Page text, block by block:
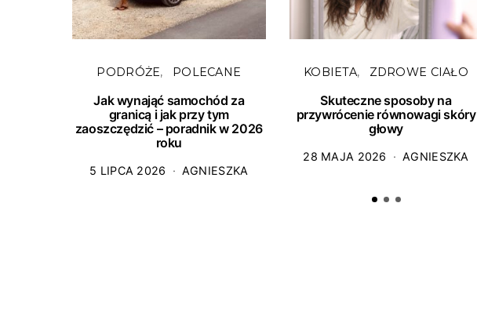
PODRÓŻE POLECANE
Jak wynająć samochód za
granicą i jak przy tym
zaoszczędzić – poradnik w 2026
roku
5 LIPCA 2026 AGNIESZKA
KOBIETA ZDROWE CIAŁO
Skuteczne sposoby na
przywrócenie równowagi skóry
głowy
28 MAJA 2026 AGNIESZKA